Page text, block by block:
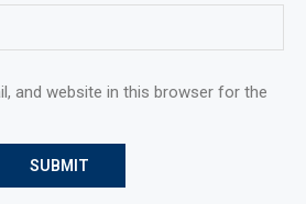
and website in this browser for the